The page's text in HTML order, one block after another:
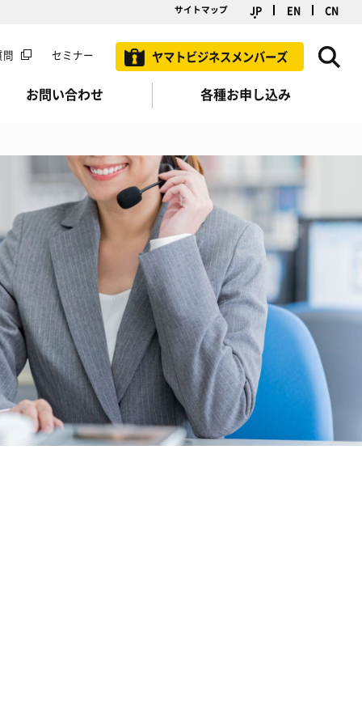
サイトマップ JP EN CN
問 セミナー ヤマトビジネスメンバーズ
お問い合わせ 各種お申し込み